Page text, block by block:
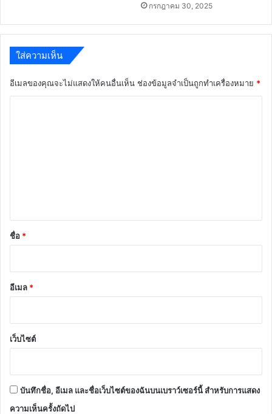
กรกฎาคม 30, 2025
ใส่ความเห็น
อีเมลของคุณจะไม่แสดงให้คนอื่นเห็น ช่องข้อมูลจำเป็นถูกทำเครื่องหมาย *
*
ชื่อ *
อีเมล *
เว็บไซต์
บันทึกชื่อ, อีเมล และชื่อเว็บไซต์ของฉันบนเบราว์เซอร์นี้ สำหรับการแสดง
ความเห็นครั้งถัดไป